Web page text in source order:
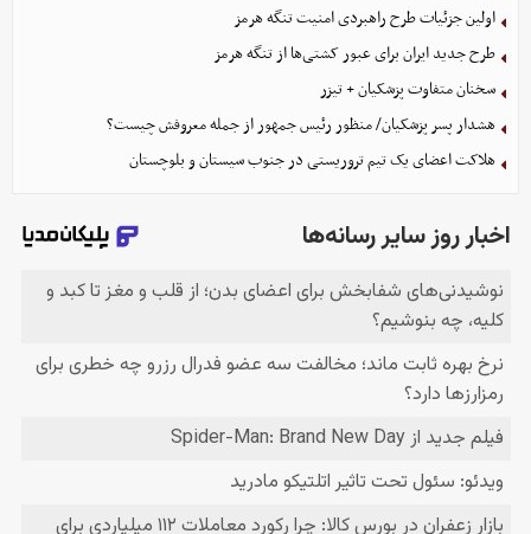
اولین جزئیات طرح راهبردی امنیت تنگه هرمز
طرح جدید ایران برای عبور کشتی‌ها از تنگه هرمز
سخنان متفاوت پزشکیان + تیزر
هشدار پسر پزشکیان/ منظور رئیس جمهور از جمله معروفش چیست؟
هلاکت اعضای یک تیم تروریستی در جنوب سیستان و بلوچستان